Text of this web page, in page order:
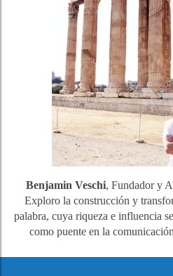
Benjamin Veschi, Fundador y
Exploro la construcción y
palabra, cuya riqueza e influencia
como puente en la